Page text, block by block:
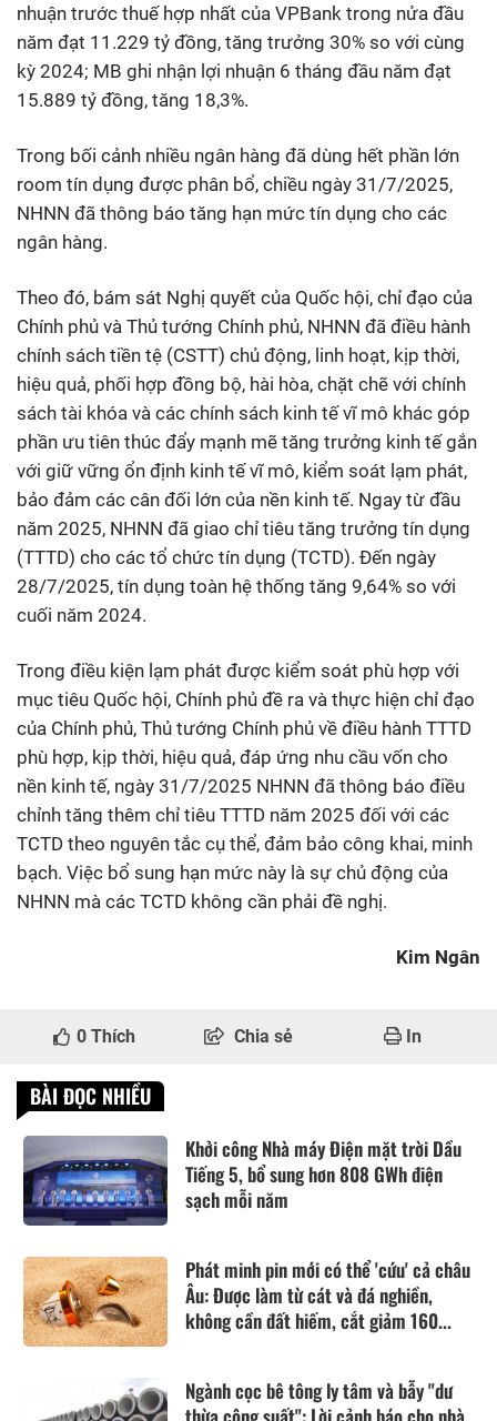
nhuận trước thuế hợp nhất của VPBank trong nửa đầu
năm đạt 11.229 tỷ đồng, tăng trưởng 30% so với cùng
kỳ 2024; MB ghi nhận lợi nhuận 6 tháng đầu năm đạt
15.889 tỷ đồng, tăng 18,3%.
Trong bối cảnh nhiều ngân hàng đã dùng hết phần lớn
room tín dụng được phân bổ, chiều ngày 31/7/2025,
NHNN đã thông báo tăng hạn mức tín dụng cho các
ngân hàng.
Theo đó, bám sát Nghị quyết của Quốc hội, chỉ đạo của
Chính phủ và Thủ tướng Chính phủ, NHNN đã điều hành
chính sách tiền tệ (CSTT) chủ động, linh hoạt, kịp thời,
hiệu quả, phối hợp đồng bộ, hài hòa, chặt chẽ với chính
sách tài khóa và các chính sách kinh tế vĩ mô khác góp
phần ưu tiên thúc đẩy mạnh mẽ tăng trưởng kinh tế gắn
với giữ vững ổn định kinh tế vĩ mô, kiểm soát lạm phát,
bảo đảm các cân đối lớn của nền kinh tế. Ngay từ đầu
năm 2025, NHNN đã giao chỉ tiêu tăng trưởng tín dụng
(TTTD) cho các tổ chức tín dụng (TCTD). Đến ngày
28/7/2025, tín dụng toàn hệ thống tăng 9,64% so với
cuối năm 2024.
Trong điều kiện lạm phát được kiểm soát phù hợp với
mục tiêu Quốc hội, Chính phủ đề ra và thực hiện chỉ đạo
của Chính phủ, Thủ tướng Chính phủ về điều hành TTTD
phù hợp, kịp thời, hiệu quả, đáp ứng nhu cầu vốn cho
nền kinh tế, ngày 31/7/2025 NHNN đã thông báo điều
chỉnh tăng thêm chỉ tiêu TTTD năm 2025 đối với các
TCTD theo nguyên tắc cụ thể, đảm bảo công khai, minh
bạch. Việc bổ sung hạn mức này là sự chủ động của
NHNN mà các TCTD không cần phải đề nghị.
Kim Ngân
0 Thích Chia sẻ In
BÀI ĐỌC NHIỀU
Khởi công Nhà máy Điện mặt trời Dầu
Tiếng 5, bổ sung hơn 808 GWh điện
sạch mỗi năm
Phát minh pin mới có thể 'cứu' cả châu
Âu: Được làm từ cát và đá nghiền,
không cần đất hiếm, cắt giảm 160...
Ngành cọc bê tông ly tâm và bẫy "dư